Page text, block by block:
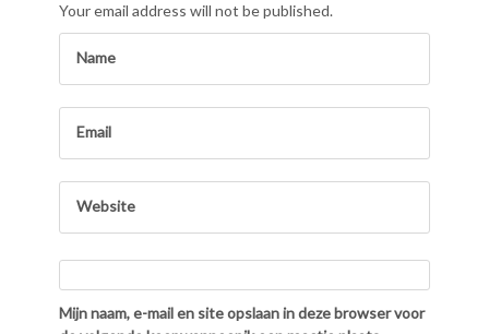
Your email address will not be published.
Mijn naam, e-mail en site opslaan in deze browser voor